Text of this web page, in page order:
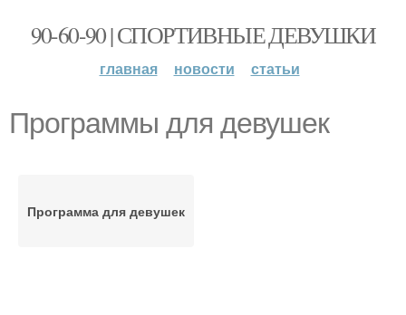
90-60-90 | СПОРТИВНЫЕ ДЕВУШКИ
главная новости статьи
Программы для девушек
Программа для девушек